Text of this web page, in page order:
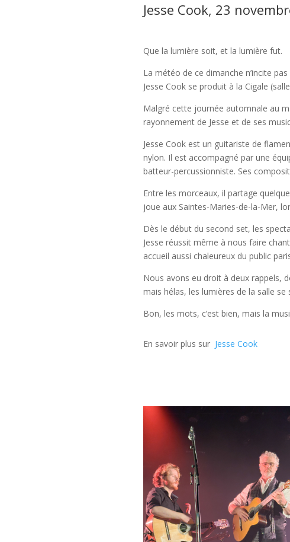
Jesse Cook, 23
Que la lumière soit, et la lumière fut.
La météo de ce dimanche n’incite
Jesse Cook se produit à la Cigale
Malgré cette journée automnale au
rayonnement de Jesse et de ses
Jesse Cook est un guitariste de
nylon. Il est accompagné par une
batteur-percussionniste. Ses
Entre les morceaux, il partage
joue aux Saintes-Maries-de-la-Mer,
Dès le début du second set, les
Jesse réussit même à nous faire
accueil aussi chaleureux du public
Nous avons eu droit à deux rappels,
mais hélas, les lumières de la salle se
Bon, les mots, c’est bien, mais la
En savoir plus sur Jesse Cook